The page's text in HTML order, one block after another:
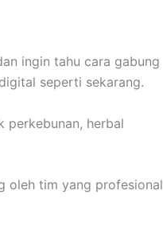
ingin tahu cara gabung
seperti sekarang.
perkebunan, herbal
oleh tim yang profesional